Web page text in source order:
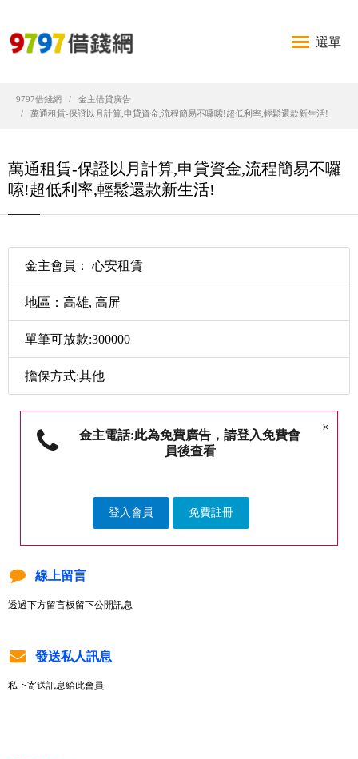
選單
9797借錢網
金主借貸廣告
萬通租賃-保證以月計算,申貸資金,流程簡易不囉嗦!超低利率,輕鬆還款新生活!
萬通租賃-保證以月計算,申貸資金,流程簡易不囉
嗦!超低利率,輕鬆還款新生活!
金主會員： 心安租賃
地區：高雄, 高屏
單筆可放款:300000
擔保方式:其他
×
金主電話:此為免費廣告，請登入免費會
員後查看
登入會員 免費註冊
線上留言
透過下方留言板留下公開訊息
發送私人訊息
私下寄送訊息給此會員